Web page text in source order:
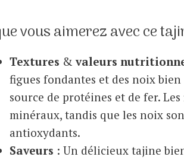
vous aimerez avec ce
Textures &valeurs
figues fondantes et des noix
source de protéines et de fer.
minéraux, tandis que les noix
antioxydants.
Saveurs : Un délicieux tajine